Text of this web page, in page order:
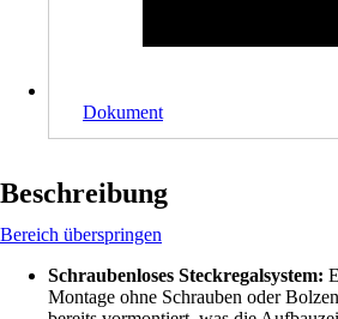
Dokument
Beschreibung
Bereich überspringen
Schraubenloses Steckregalsystem:
Montage ohne Schrauben oder